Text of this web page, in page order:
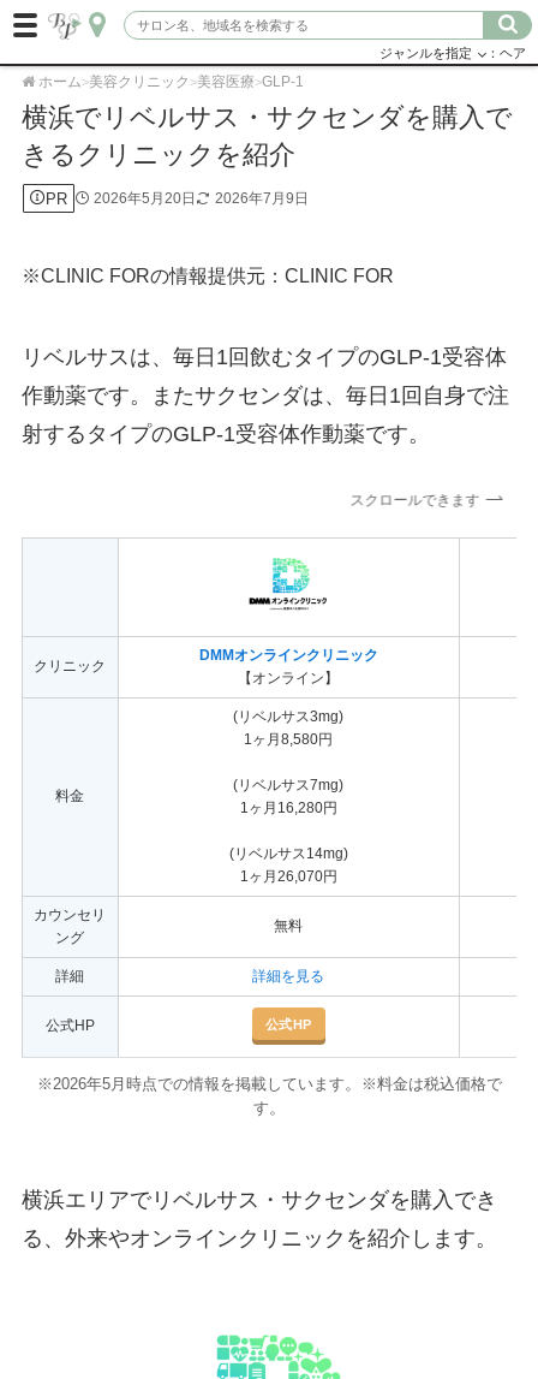
ジャンルを指定 ：ヘア
ホーム>美容クリニック >美容医療>GLP-1
横浜でリベルサス・サクセンダを購入で
きるクリニックを紹介
PR 2026年5月20日 2026年7月9日
※CLINIC FORの情報提供元：CLINIC FOR
リベルサスは、毎日1回飲むタイプのGLP-1受容体
作動薬です。またサクセンダは、毎日1回自身で注
射するタイプのGLP-1受容体作動薬です。
スクロールできます
クリニック
DMMオンラインクリニック
【オンライン】
料金
(リベルサス3mg)
1ヶ月8,580円
(リベルサス7mg)
1ヶ月16,280円
(リベルサス14mg)
1ヶ月26,070円
カウンセリ
ング
無料
詳細 詳細を見る
公式HP 公式HP
※2026年5月時点での情報を掲載しています 。
※料金は税込価格で
す 。
横浜エリアでリベルサス・サクセンダを購入でき
る、外来やオンラインクリニックを紹介します。